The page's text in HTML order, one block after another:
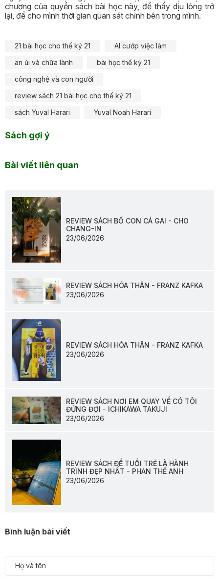
chương của quyển sách bài học này, để thấy dịu lòng trở
lại, để cho mình thời gian quan sát chỉnh bên trong mình.
21 bài học cho thế kỷ 21
AI cướp việc làm
an ủi và chữa lành
bài học thế kỷ 21
công nghệ và con người
review sách 21 bài học cho thế kỷ 21
sách Yuval Harari
Yuval Noah Harari
Sách gợi ý
Bài viết liên quan
REVIEW SÁCH BỐ CON CÁ GAI - CHO
CHANG-IN
23/06/2026
REVIEW SÁCH HÓA THÂN - FRANZ KAFKA
23/06/2026
REVIEW SÁCH HÓA THÂN - FRANZ KAFKA
23/06/2026
REVIEW SÁCH NƠI EM QUAY VỀ CÓ TÔI
ĐỨNG ĐỢI - ICHIKAWA TAKUJI
23/06/2026
REVIEW SÁCH ĐỂ TUỔI TRẺ LÀ HÀNH
TRÌNH ĐẸP NHẤT - PHAN THẾ ANH
23/06/2026
Bình luận bài viết